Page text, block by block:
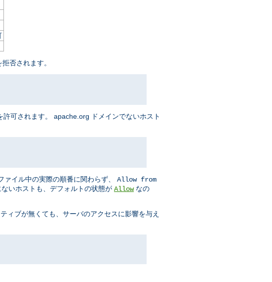
否されます。
可されます。 apache.org ドメインでないホスト
イル中の実際の順番に関わらず、 Allow from
ないホストも、デフォルトの状態が Allowなの
ィブが無くても、サーバのアクセスに影響を与え